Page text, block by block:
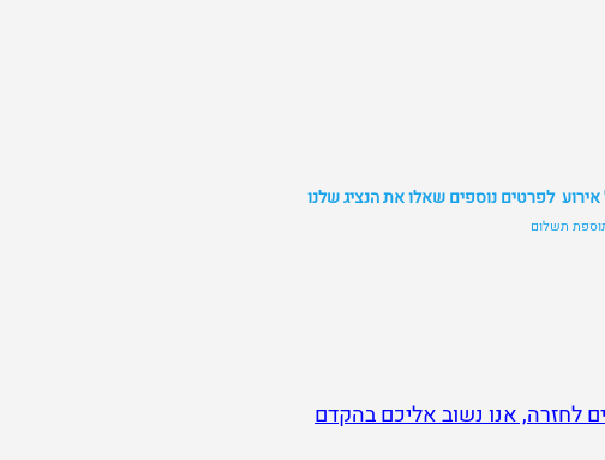
לפרטים נוספים שאלו את הנציג שלנו
תשלום
לחזרה, אנו נשוב אליכם בהקדם